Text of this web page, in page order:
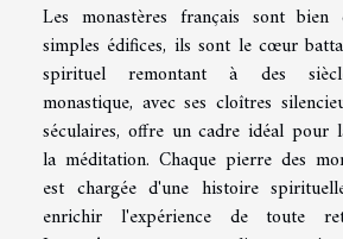
Les monastères français sont bien
simples édifices, ils sont le cœur
spirituel remontant à des
monastique, avec ses cloîtres
séculaires, offre un cadre idéal pour
la méditation. Chaque pierre des
est chargée d'une histoire
enrichir l'expérience de toute